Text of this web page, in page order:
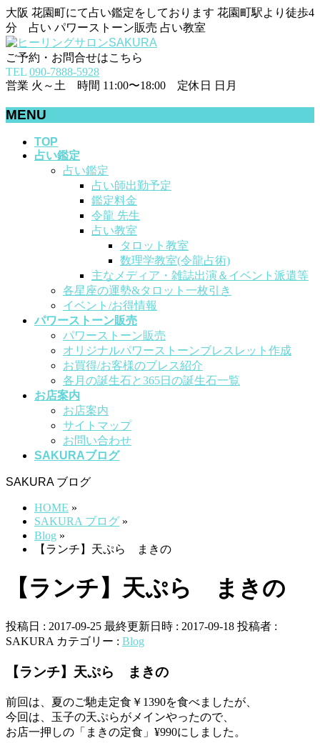
大阪 花園町にて占い鑑定をしております 花園町駅より徒歩4
分 占い パワーストーン販売 占い教室
ご予約・お問合せはこちら
TEL 090-7888-5928
営業 火～土 時間 11:00〜18:00 定休日 日月
MENU
TOP
占い鑑定
占い鑑定
占い師出勤予定
鑑定料金
令龍 先生
占い教室
タロット教室
数理学教室(令龍占術)
主なメディア・雑誌出演＆イベント派遣等
各星座の運勢&タロット一枚引き
イベント/お得情報
パワーストーン販売
パワーストーン販売
オリジナルパワーストーンブレスレット作成
お買得/お客様のブレス紹介
各月の誕生石と365日の誕生石一覧
お店案内
お店案内
サイトマップ
お問い合わせ
SAKURAブログ
SAKURA ブログ
HOME »
SAKURA ブログ »
Blog »
【ランチ】天ぷら まきの
【ランチ】天ぷら まきの
投稿日 : 2017-09-25 最終更新日時 : 2017-09-18 投稿者 :
SAKURA カテゴリー : Blog
【ランチ】天ぷら まきの
前回は、夏のご馳走定食￥1390を食べましたが、
今回は、玉子の天ぷらがメインやったので、
お店一押しの「まきの定食」¥990にしました。